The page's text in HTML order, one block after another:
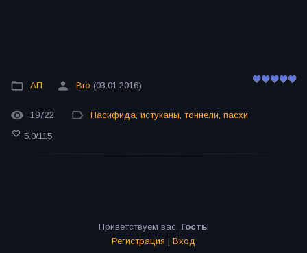
АП Bro (03.01.2016)
19722 Пасифида, истуканы, тоннели, пасхи
5.0/115
Приветствуем вас, Гость!
Регистрация | Вход